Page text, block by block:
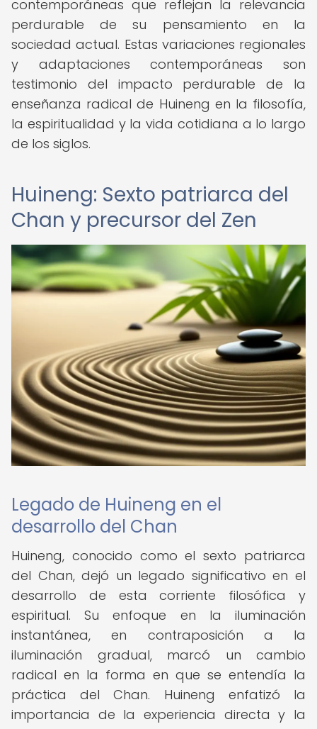
contemporáneas que reflejan la relevancia
perdurable de su pensamiento en la
sociedad actual. Estas variaciones regionales
y adaptaciones contemporáneas son
testimonio del impacto perdurable de la
enseñanza radical de Huineng en la filosofía,
la espiritualidad y la vida cotidiana a lo largo
de los siglos.
Huineng: Sexto patriarca del
Chan y precursor del Zen
Legado de Huineng en el
desarrollo del Chan
Huineng, conocido como el sexto patriarca
del Chan, dejó un legado significativo en el
desarrollo de esta corriente filosófica y
espiritual. Su enfoque en la iluminación
instantánea, en contraposición a la
iluminación gradual, marcó un cambio
radical en la forma en que se entendía la
práctica del Chan. Huineng enfatizó la
importancia de la experiencia directa y la